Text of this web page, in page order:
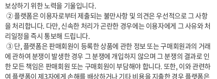
보상하기 위한 노력을 기울입니다.
을 처리합니다. 다만, 신속한 처리가 곤란한 경우에는 이용자에게 그 사유와 처
리일정을 즉시 통보해 드립니다.
에 관하여 분쟁이 발생한 경우 그 분쟁에 개입하지 않으며 그 분쟁의 결과로 인
한 모든 책임은 판매회원 또는 구매회원이 부담해야 합니다. 또한, 이와 관련하
여 플랫폼이 제3자에게 손해를 배상하거나 기타 비용을 지출한 경우 플랫폼은